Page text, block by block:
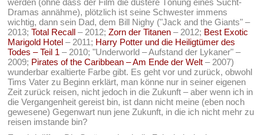
werden (ohne dass der Film die düstere Tönung eines Sucht-
Dramas annähme), plötzlich ist seine Schwester immens
wichtig, dann sein Dad, dem Bill Nighy ("Jack and the Giants" –
2013;Total Recall – 2012;Zorn der Titanen – 2012; Best Exotic
Marigold Hotel – 2011; Harry Potter und die Heiligtümer des
Todes – Teil 1 – 2010; "Underworld – Aufstand der Lykaner" –
2009; Pirates of the Caribbean – Am Ende der Welt – 2007)
wunderbar exaltierte Farbe gibt. Es geht vor und zurück, obwohl
Tims Vater zu Beginn erklärt, man könne nur in seiner eigenen
Zeit zurück reisen, nicht jedoch in die Zukunft – aber wenn ich in
die Vergangenheit gereist bin, ist dann nicht meine (eben noch
gewesene) Gegenwart nun jene Zukunft, in die ich nicht mehr zu
reisen imstande bin?